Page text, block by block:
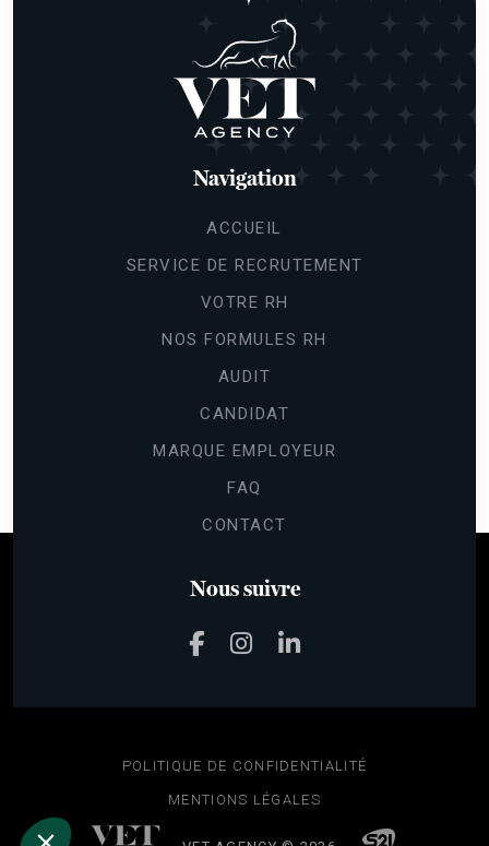
personnaliser le contenu et les annonces,
'Préférences de cookies' situé dans le pied de page.
Lire la politique de confidentialité
Voici pourquoi nous utilisons des cookies.
Partage de données avec Google
Navigation
ACCUEIL
SERVICE DE RECRUTEMENT
VOTRE RH
NOS FORMULES RH
AUDIT
CANDIDAT
MARQUE EMPLOYEUR
FAQ
CONTACT
Nous suivre
POLITIQUE DE CONFIDENTIALITÉ
MENTIONS LÉGALES